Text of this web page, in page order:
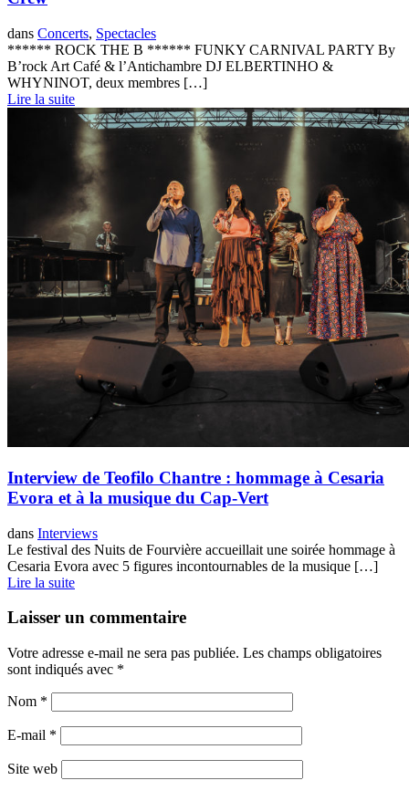
dans Concerts, Spectacles
****** ROCK THE B ****** FUNKY CARNIVAL PARTY By
B’rock Art Café & l’Antichambre DJ ELBERTINHO &
WHYNINOT, deux membres […]
Lire la suite
Interview de Teofilo Chantre : hommage à Cesaria
Evora et à la musique du Cap-Vert
dans Interviews
Le festival des Nuits de Fourvière accueillait une soirée hommage à
Cesaria Evora avec 5 figures incontournables de la musique […]
Lire la suite
Laisser un commentaire
Votre adresse e-mail ne sera pas publiée. Les champs obligatoires
sont indiqués avec *
Nom *
E-mail *
Site web